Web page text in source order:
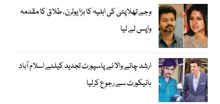
وجے تھلاپتی کی اہلیہ کا بڑا یوٹرن، طلاق کا مقدمہ
واپس لے لیا
ارشد چائے والا نے پاسپورٹ تجدید کیلئے اسلام آباد
ہائیکورٹ سے رجوع کرلیا